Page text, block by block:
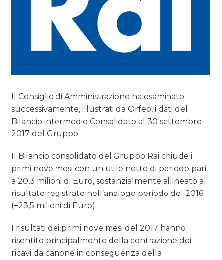
Il Consiglio di Amministrazione ha esaminato
successivamente, illustrati da Orfeo, i dati del
Bilancio intermedio Consolidato al 30 settembre
2017 del Gruppo.
Il Bilancio consolidato del Gruppo Rai chiude i
primi nove mesi con un utile netto di periodo pari
a 20,3 milioni di Euro, sostanzialmente allineato al
risultato registrato nell’analogo periodo del 2016
(+23,5 milioni di Euro).
I risultati dei primi nove mesi del 2017 hanno
risentito principalmente della contrazione dei
ricavi da canone in conseguenza della